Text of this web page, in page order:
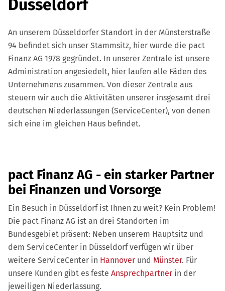
Düsseldorf
An unserem Düsseldorfer Standort in der Münsterstraße
94 befindet sich unser Stammsitz, hier wurde die pact
Finanz AG 1978 gegründet. In unserer Zentrale ist unsere
Administration angesiedelt, hier laufen alle Fäden des
Unternehmens zusammen. Von dieser Zentrale aus
steuern wir auch die Aktivitäten unserer insgesamt drei
deutschen Niederlassungen (ServiceCenter), von denen
sich eine im gleichen Haus befindet.
pact Finanz AG - ein starker Partner
bei Finanzen und Vorsorge
Ein Besuch in Düsseldorf ist Ihnen zu weit? Kein Problem!
Die pact Finanz AG ist an drei Standorten im
Bundesgebiet präsent: Neben unserem Hauptsitz und
dem ServiceCenter in Düsseldorf verfügen wir über
weitere ServiceCenter in Hannover und Münster. Für
unsere Kunden gibt es feste Ansprechpartner in der
jeweiligen Niederlassung.